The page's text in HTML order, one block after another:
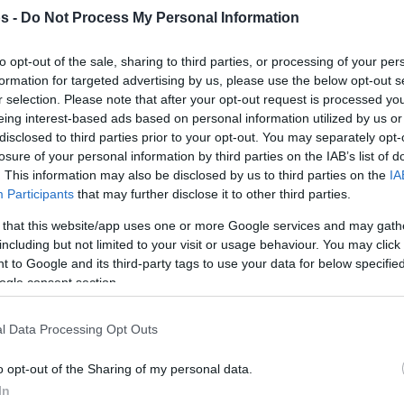
- Do Not Process My Personal Information
opt-out of the sale, sharing to third parties, or processing of your
for targeted advertising by us, please use the below opt-out
selection. Please note that after your opt-out request is processed
interest-based ads based on personal information utilized by us
to third parties prior to your opt-out. You may separately
of your personal information by third parties on the IAB’s list of
This information may also be disclosed by us to third parties on the
Participants that may further disclose it to other third parties.
that this website/app uses one or more Google services and may
but not limited to your visit or usage behaviour. You may
to Google and its third-party tags to use your data for below
consent section.
Data Processing Opt Outs
opt-out of the Sharing of my personal data.
Eurohoops
info@eurohoops.net
ЦСКА Москва обыграл Црвену
Звезду со счётом 89–67 в первом
полуфинале Суперкубка Лиги ВТБ
2025, который проходит в
Белграде, Сербия.
Мело Тримбл набрал 19 очков за
ЦСКА, Ливио Жан-Шарль добавил
отметился 14 очками, 6 подборами и 3
набрал 14 очков.
игроком, набравшим двузначное
Картер (12 очков).